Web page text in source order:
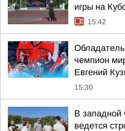
игры на
15:42
чемпион
Евгений
15:30
В западной
ведется